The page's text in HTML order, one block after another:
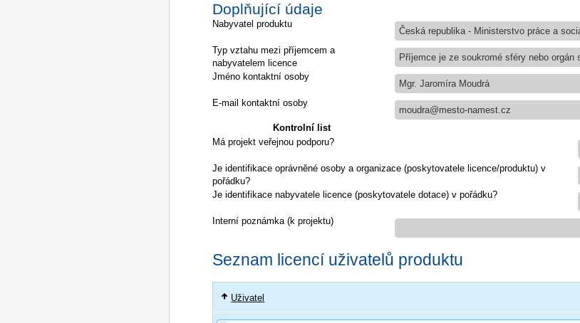
Doplňující údaje
Nabyvatel produktu
Česká republika - Ministerstvo práce a
Typ vztahu mezi příjemcem a
nabyvatelem licence
Příjemce je ze soukromé sféry nebo orgán
Jméno kontaktní osoby
Mgr. Jaromíra Moudrá
E-mail kontaktní osoby
moudra@mesto-namest.cz
Kontrolní list
Má projekt veřejnou podporu?
Je identifikace oprávněné osoby a organizace (poskytovatele licence/produktu) v
pořádku?
Je identifikace nabyvatele licence (poskytovatele dotace) v pořádku?
Interní poznámka (k projektu)
Seznam licencí uživatelů produktu
Uživatel